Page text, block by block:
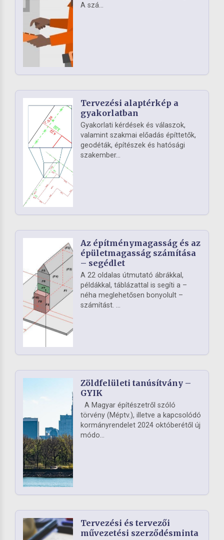
A szá...
Tervezési alaptérkép a
gyakorlatban
Gyakorlati kérdések és válaszok,
valamint szakmai előadás építtetők,
geodéták, építészek és hatósági
szakember...
Az építménymagasság és az
épületmagasság számítása
– segédlet
A 22 oldalas útmutató ábrákkal,
példákkal, táblázattal is segíti a –
néha meglehetősen bonyolult –
számítást. ...
Zöldfelületi tanúsítvány –
GYIK
A Magyar építészetről szóló
törvény (Méptv.), illetve a kapcsolódó
kormányrendelet 2024 októberétől új
módo...
Tervezési és tervezői
művezetési szerződésminta